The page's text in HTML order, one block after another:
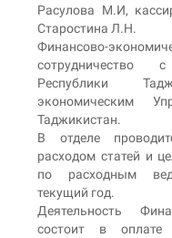
Расулова М.И,
Старостина Л.Н.
Финансово-
сотрудничество
Республики
экономическим
Таджикистан.
В отделе
расходом статей и
по расходным
текущий год.
Деятельность
состоит в